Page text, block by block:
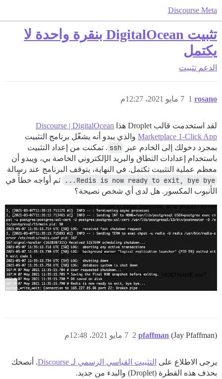
Discourse Meta
تثبيت DigitalOcean بنقرة واحدة لا
يكتمل
الدعم تثبيت
rosano 7 مايو 2021، 12:27م 1
لقد استخدمت قالب Droplet هذا
Discourse | DigitalOcean
Marketplace 1-Click App والذي يبدو أنه يشغّل برنامج التثبيت
بمجرد دخولك إلى الخادم عبر
ssh . تمكنت من إعداد التثبيت
باستخدام إعدادات النطاق والبريد الإلكتروني الخاصة بي، ويبدو أن
معظم عملية التثبيت تكتمل. في النهاية، يتوقف البرنامج عند رسالة
Redis is now ready to exit, bye bye...
ثم أواجه خطأً في
الأنبوب المكسور. هل لدى أي شخص نصيحة؟
pfaffman (Jay Pfaffman) 7 مايو 2021، 12:48م 2
يرجى الاطلاع على التثبيت القياسي الرسمي لـ Discourse
. أنصحك
بحذف هذه القطرة (Droplet) والبدء من جديد.